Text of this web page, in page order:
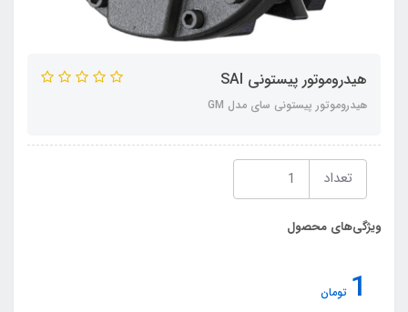
هیدروموتور پیستونی SAI
هیدروموتور پیستونی سای مدل GM
تعداد
ویژگی‌های محصول
1 تومان